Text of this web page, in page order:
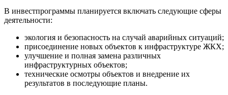
В инвестпрограммы планируется включать следующие сферы
деятельности:
экология и безопасность на случай аварийных ситуаций;
присоединение новых объектов к инфраструктуре ЖКХ;
улучшение и полная замена различных
инфраструктурных объектов;
технические осмотры объектов и внедрение их
результатов в последующие планы.